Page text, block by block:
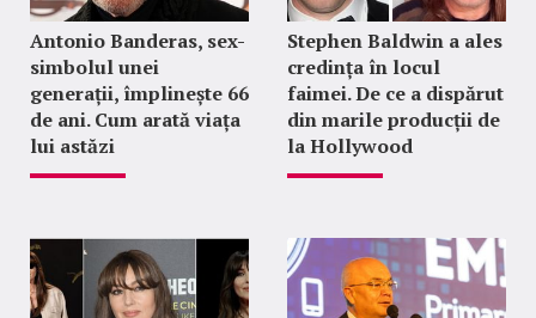
Antonio Banderas, sex-
simbolul unei
generații, împlinește 66
de ani. Cum arată viața
lui astăzi
Stephen Baldwin a ales
credința în locul
faimei. De ce a dispărut
din marile producții de
la Hollywood